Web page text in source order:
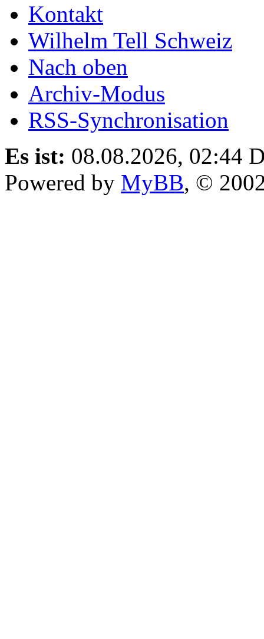
Kontakt
Wilhelm Tell Schweiz
Nach oben
Archiv-Modus
RSS-Synchronisation
Es ist: 08.08.2026, 02:44
Powered by MyBB, ©